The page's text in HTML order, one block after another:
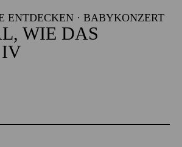
ENTDECKEN · BABYKONZERT
WIE DAS